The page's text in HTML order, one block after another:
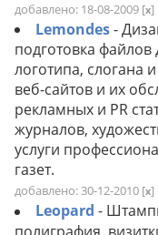
добавлено: 18-08-2009 [x]
Lemondes-
подготовка файлов
логотипа, слогана
веб-сайтов и их
рекламных и PR
журналов,
услуги
газет.
добавлено: 30-12-2010 [x]
Leopard -